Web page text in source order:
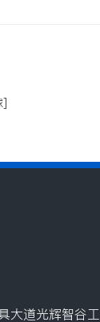
]
大道光辉智谷工